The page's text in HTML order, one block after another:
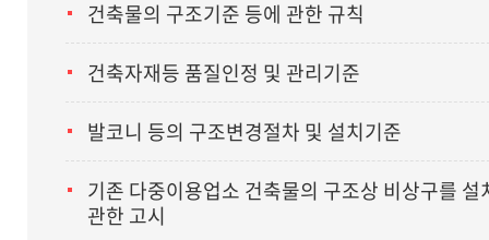
건축물의 구조기준 등에 관한 규칙
건축자재등 품질인정 및 관리기준
발코니 등의 구조변경절차 및 설치기준
기존 다중이용업소 건축물의 구조상 비상구를 설
관한 고시